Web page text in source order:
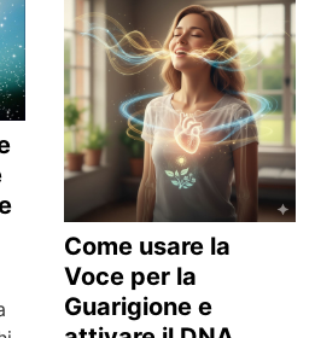
Come usare la
Voce per la
Guarigione e